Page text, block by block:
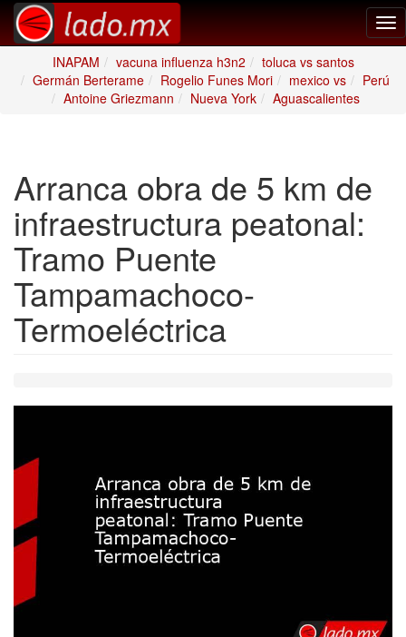
INAPAM
vacuna influenza h3n2
toluca vs santos
Germán Berterame
Rogelio Funes Mori mexico vs
Perú
Antoine Griezmann
Nueva York Aguascalientes
Arranca obra de 5 km de
infraestructura peatonal:
Tramo Puente
Tampamachoco-
Termoeléctrica